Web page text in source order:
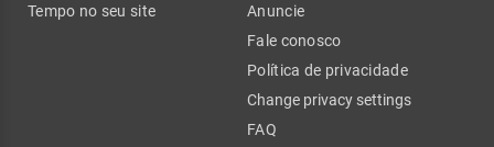
Tempo no seu site
Anuncie
Fale conosco
Política de privacidade
Change privacy settings
FAQ